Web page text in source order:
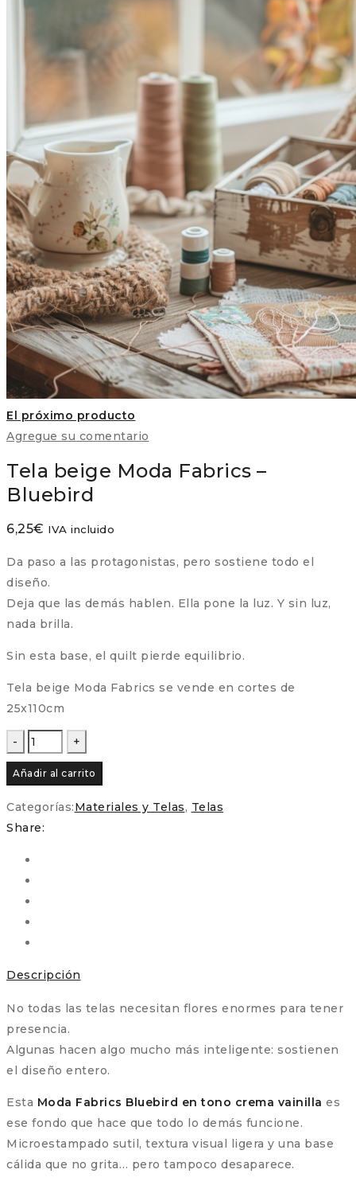
El próximo producto
Agregue su comentario
Tela beige Moda Fabrics –
Bluebird
6,25€ IVA incluido
Da paso a las protagonistas, pero sostiene todo el
diseño.
Deja que las demás hablen. Ella pone la luz. Y sin luz,
nada brilla.
Sin esta base, el quilt pierde equilibrio.
Tela beige Moda Fabrics se vende en cortes de
25x110cm
Tela
beige
Moda
Fabrics
-
cantidad
Añadir al carrito
Categorías:Materiales y Telas, Telas
Share:
Descripción
No todas las telas necesitan flores enormes para tener
presencia.
Algunas hacen algo mucho más inteligente: sostienen
el diseño entero.
Esta Moda Fabrics Bluebird en tono crema vainilla es
ese fondo que hace que todo lo demás funcione.
Microestampado sutil, textura visual ligera y una base
cálida que no grita… pero tampoco desaparece.